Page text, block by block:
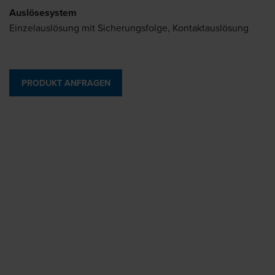
Auslösesystem
Einzelauslösung mit Sicherungsfolge, Kontaktauslösung
PRODUKT ANFRAGEN